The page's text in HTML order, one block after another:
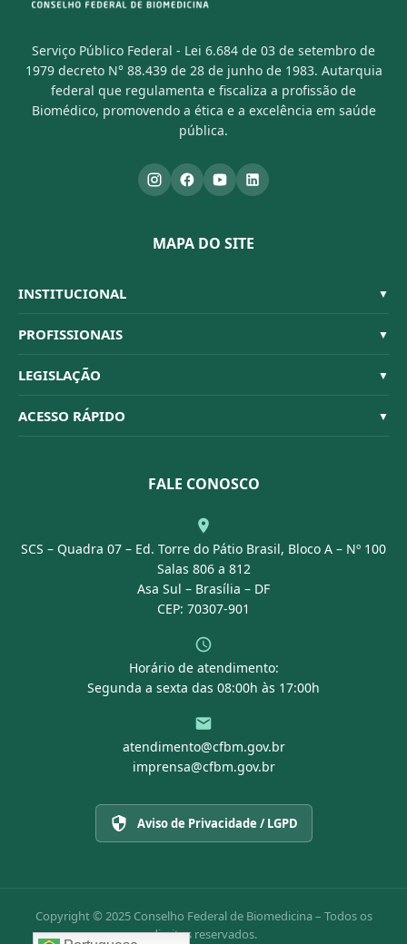
Serviço Público Federal - Lei 6.684 de 03 de setembro de
1979 decreto N° 88.439 de 28 de junho de 1983. Autarquia
federal que regulamenta e fiscaliza a profissão de
Biomédico, promovendo a ética e a excelência em saúde
pública.
MAPA DO SITE
INSTITUCIONAL ▼
Sistema CFBM
Quem Somos
Organograma
Conselheiros
PROFISSIONAIS ▼
Habilitações
Código de Ética
Dúvidas Frequentes
LEGISLAÇÃO ▼
Resoluções
ACESSO RÁPIDO ▼
Portal Transparência
FALE CONOSCO
SCS – Quadra 07 – Ed. Torre do Pátio Brasil, Bloco A – Nº 100
Salas 806 a 812
Asa Sul – Brasília – DF
CEP: 70307-901
Horário de atendimento:
Segunda a sexta das 08:00h às 17:00h
atendimento@cfbm.gov.br
imprensa@cfbm.gov.br
Aviso de Privacidade / LGPD
Copyright © 2025 Conselho Federal de Biomedicina – Todos os
direitos reservados.